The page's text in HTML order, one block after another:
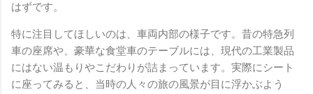
はずです。
特に注目してほしいのは、車両内部の様子です。昔の特急列
車の座席や、豪華な食堂車のテーブルには、現代の工業製品
にはない温もりやこだわりが詰まっています。実際にシート
に座ってみると、当時の人々の旅の風景が目に浮かぶよう